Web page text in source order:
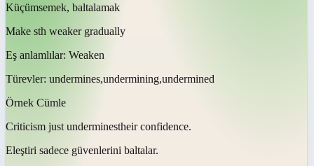
Küçümsemek, baltalamak
Make sth weaker gradually
Eş anlamlılar: Weaken
Türevler: undermines,undermining,undermined
Örnek Cümle
Criticism just underminestheir confidence.
Eleştiri sadece güvenlerini baltalar.